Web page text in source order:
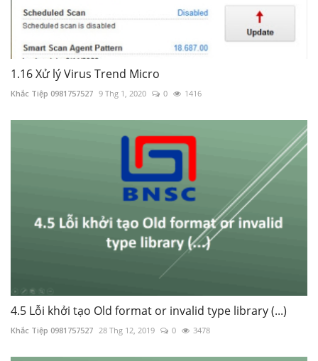
1.16 Xử lý Virus Trend Micro
Khắc Tiệp 0981757527 9 Thg 1, 2020 0 1416
4.5 Lỗi khởi tạo Old format or invalid type library (...)
Khắc Tiệp 0981757527 28 Thg 12, 2019 0 3478